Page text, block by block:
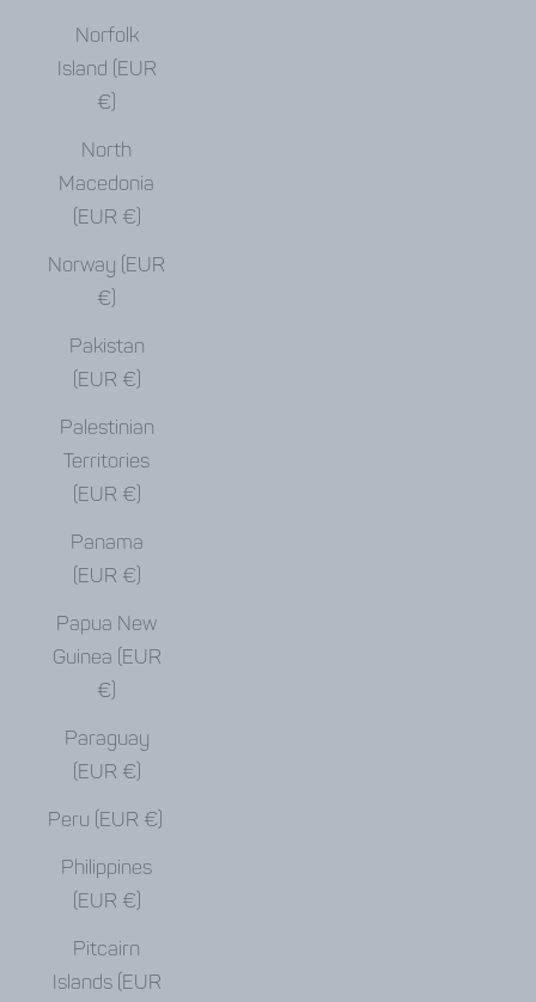
Norfolk
Island (EUR
€)
North
Macedonia
(EUR €)
Norway (EUR
€)
Pakistan
(EUR €)
Palestinian
Territories
(EUR €)
Panama
(EUR €)
Papua New
Guinea (EUR
€)
Paraguay
(EUR €)
Peru (EUR €)
Philippines
(EUR €)
Pitcairn
Islands (EUR